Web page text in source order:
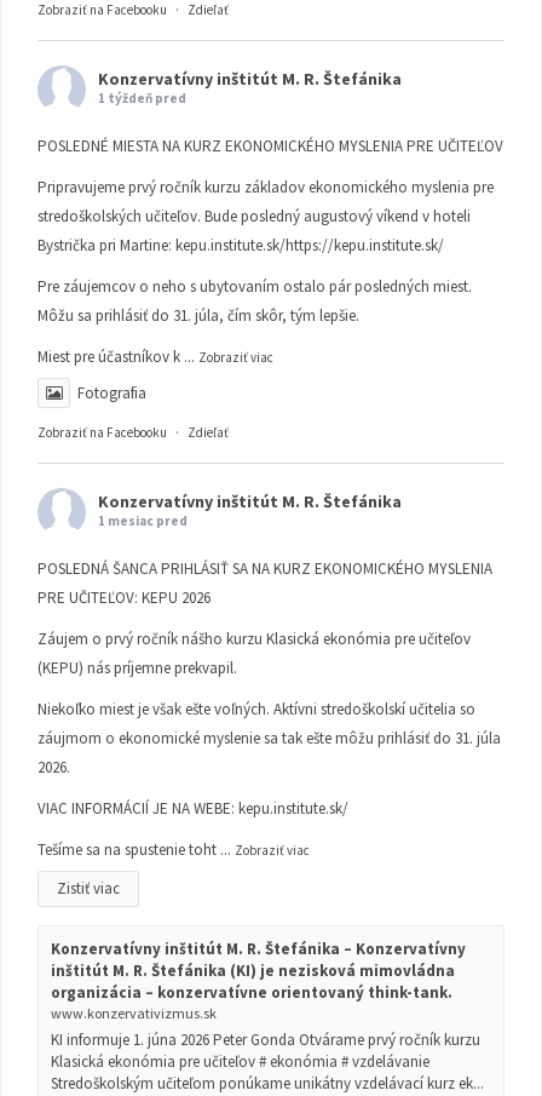
Zobraziť na Facebooku · Zdieľať
Konzervatívny inštitút M. R. Štefánika
1 týždeň pred
POSLEDNÉ MIESTA NA KURZ EKONOMICKÉHO MYSLENIA PRE UČITEĽOV
Pripravujeme prvý ročník kurzu základov ekonomického myslenia pre
stredoškolských učiteľov. Bude posledný augustový víkend v hoteli
Bystrička pri Martine: kepu.institute.sk/https://kepu.institute.sk/
Pre záujemcov o neho s ubytovaním ostalo pár posledných miest.
Môžu sa prihlásiť do 31. júla, čím skôr, tým lepšie.
Miest pre účastníkov k ... Zobraziť viac
Fotografia
Zobraziť na Facebooku · Zdieľať
Konzervatívny inštitút M. R. Štefánika
1 mesiac pred
POSLEDNÁ ŠANCA PRIHLÁSIŤ SA NA KURZ EKONOMICKÉHO MYSLENIA
PRE UČITEĽOV: KEPU 2026
Záujem o prvý ročník nášho kurzu Klasická ekonómia pre učiteľov
(KEPU) nás príjemne prekvapil.
Niekoľko miest je však ešte voľných. Aktívni stredoškolskí učitelia so
záujmom o ekonomické myslenie sa tak ešte môžu prihlásiť do 31. júla
2026.
VIAC INFORMÁCIÍ JE NA WEBE: kepu.institute.sk/
Tešíme sa na spustenie toht ... Zobraziť viac
Zistiť viac
Konzervatívny inštitút M. R. Štefánika – Konzervatívny
inštitút M. R. Štefánika (KI) je nezisková mimovládna
organizácia – konzervatívne orientovaný think-tank.
www.konzervativizmus.sk
KI informuje 1. júna 2026 Peter Gonda Otvárame prvý ročník kurzu
Klasická ekonómia pre učiteľov # ekonómia # vzdelávanie
Stredoškolským učiteľom ponúkame unikátny vzdelávací kurz ek...